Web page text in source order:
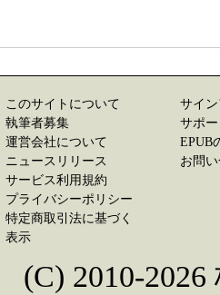
このサイトについて
執筆者募集
運営会社について
ニュースリリース
サービス利用規約
プライバシーポリシー
特定商取引法に基づく
表示
サイ
サポ
EPUB
お問
(C) 2010-